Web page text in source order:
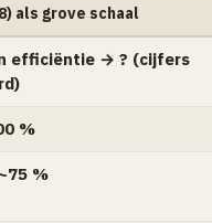
als grove schaal
efficiëntie → ? (cijfers
%
~75 %